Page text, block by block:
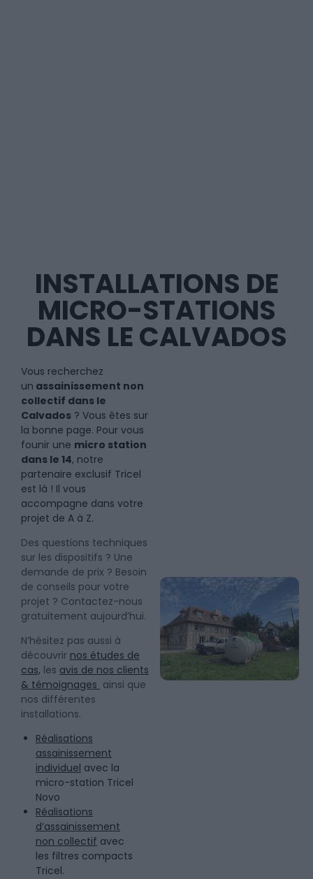
INSTALLATIONS DE
MICRO-STATIONS
DANS LE CALVADOS
Vous recherchez
un assainissement non
collectif dans le
Calvados ? Vous êtes sur
la bonne page. Pour vous
founir une micro station
dans le 14, notre
partenaire exclusif Tricel
est là ! Il vous
accompagne dans votre
projet de A à Z.
Des questions techniques
sur les dispositifs ? Une
demande de prix ? Besoin
de conseils pour votre
projet ? Contactez-nous
gratuitement aujourd’hui.
N’hésitez pas aussi à
découvrir nos études de
cas, les avis de nos clients
& témoignages ainsi que
nos différentes
installations.
Réalisations
assainissement
individuel avec la
micro-station Tricel
Novo
Réalisations
d’assainissement
non collectif avec
les filtres compacts
Tricel.